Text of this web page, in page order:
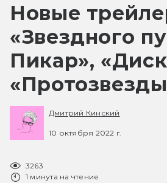
Новые
«Звездного
Пикар»,
Дмитрий Кинский
10 октября 2022 г.
3263
1 минута на чтение